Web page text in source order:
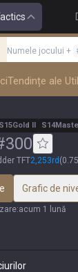
Numele jocului +
Tendințe ale
S15Gold II S14
300
TFT2,253rd (
Grafic de
:acum 1 lună